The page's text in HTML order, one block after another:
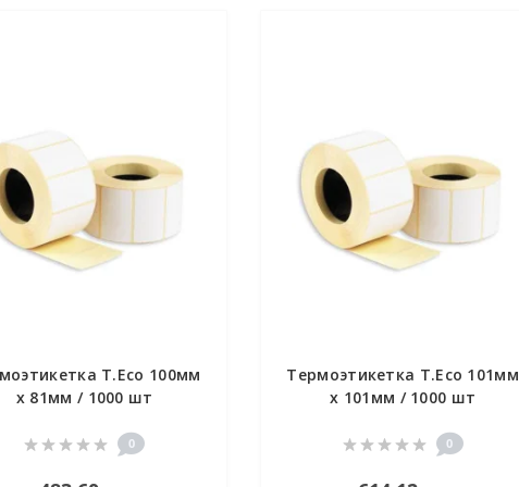
T.Eco 100мм
х 81мм / 1000 шт
0
Термоэтикетка T.Eco 101мм
х 101мм / 1000 шт
0